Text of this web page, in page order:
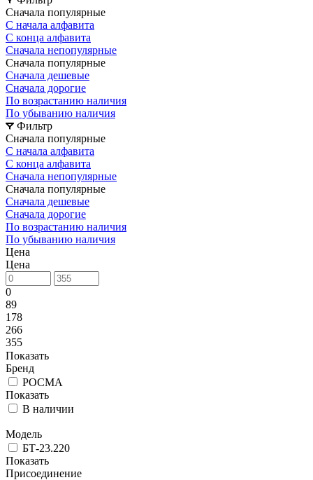
Сначала популярные
С начала алфавита
С конца алфавита
Сначала непопулярные
Сначала популярные
Сначала дешевые
Сначала дорогие
По возрастанию наличия
По убыванию наличия
Фильтр
Сначала популярные
С начала алфавита
С конца алфавита
Сначала непопулярные
Сначала популярные
Сначала дешевые
Сначала дорогие
По возрастанию наличия
По убыванию наличия
Цена
Цена
0
89
178
266
355
Показать
Бренд
РОСМА
Показать
В наличии
Модель
БТ-23.220
Показать
Присоединение